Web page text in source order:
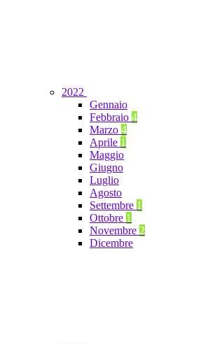
2022
Gennaio
Febbraio 4
Marzo 4
Aprile 1
Maggio
Giugno
Luglio
Agosto
Settembre 1
Ottobre 1
Novembre 2
Dicembre